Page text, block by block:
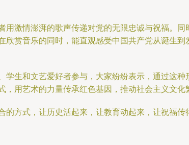
激情澎湃的歌声传递对党的无限忠诚与祝福。
赏音乐的同时，能直观感受中国共产党从诞生
生和文艺爱好者参与，大家纷纷表示，通过这种
用艺术的力量传承红色基因，推动社会主义文化
方式，让历史活起来，让教育动起来，让祝福传